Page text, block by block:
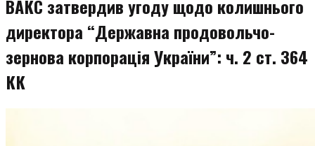
ВАКС затвердив угоду щодо колишнього
директора “Державна продовольчо-
зернова корпорація України”: ч. 2 ст. 364
КК